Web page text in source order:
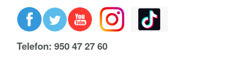
Telefon: 950 47 27 60